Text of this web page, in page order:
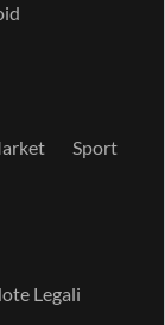
Sport
Legali